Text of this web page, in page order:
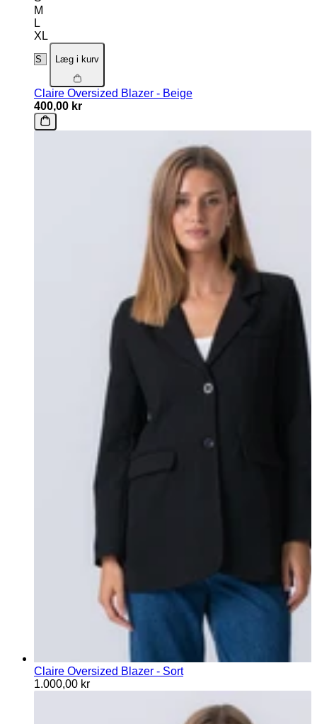
M
L
XL
Læg i kurv
Claire Oversized Blazer - Beige
400,00 kr
Claire Oversized Blazer - Sort
1.000,00 kr